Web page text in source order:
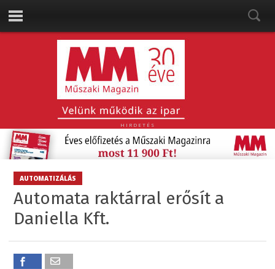
HIRDETÉS
AUTOMATIZÁLÁS
Automata raktárral erősít a
Daniella Kft.